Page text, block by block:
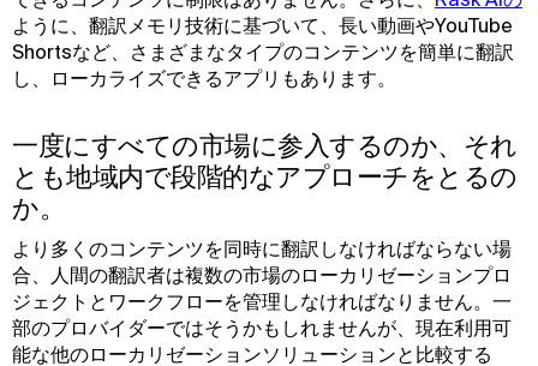
ように、翻訳メモリ技術に基づいて、長い動画やYouTube
Shortsなど、さまざまなタイプのコンテンツを簡単に翻訳
し、ローカライズできるアプリもあります。
一度にすべての市場に参入するのか、それ
とも地域内で段階的なアプローチをとるの
か。
より多くのコンテンツを同時に翻訳しなければならない場
合、人間の翻訳者は複数の市場のローカリゼーションプロ
ジェクトとワークフローを管理しなければなりません。一
部のプロバイダーではそうかもしれませんが、現在利用可
能な他のローカリゼーションソリューションと比較する